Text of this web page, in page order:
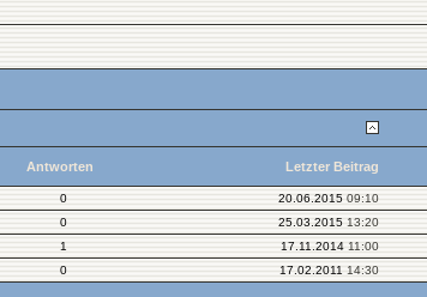
Antworten Letzter Beitrag
0 20.06.2015 09:10
0 25.03.2015 13:20
1 17.11.2014 11:00
0 17.02.2011 14:30